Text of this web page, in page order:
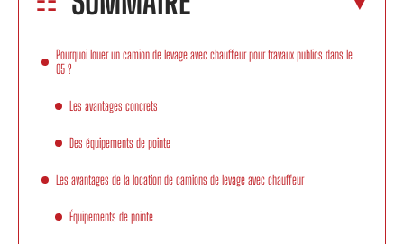
Pourquoi louer un camion de levage avec chauffeur pour travaux publics dans le
05 ?
Les avantages concrets
Des équipements de pointe
Les avantages de la location de camions de levage avec chauffeur
Équipements de pointe